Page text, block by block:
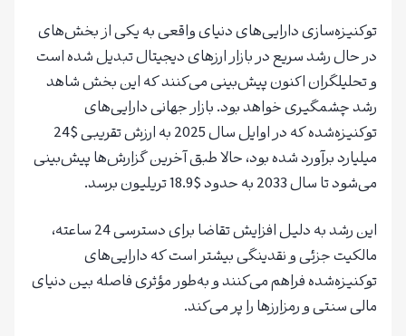
توکنیزه‌سازی دارایی‌های دنیای واقعی به یکی از بخش‌های
در حال رشد سریع در بازار ارزهای دیجیتال تبدیل شده است
و تحلیلگران اکنون پیش‌بینی می‌کنند که این بخش شاهد
رشد چشمگیری خواهد بود. بازار جهانی دارایی‌های
توکنیزه‌شده که در اوایل سال 2025 به ارزش تقریبی ​​$24
میلیارد برآورد شده بود، حالا طبق آخرین گزارش‌ها پیش‌بینی
می‌شود تا سال 2033 به حدود $18.9 تریلیون برسد.
این رشد به دلیل افزایش تقاضا برای دسترسی 24 ساعته،
مالکیت جزئی و نقدینگی بیشتر است که دارایی‌های
توکنیزه‌شده فراهم می‌کنند و به‌طور مؤثری فاصله بین دنیای
مالی سنتی و رمزارزها را پر می‌کند.